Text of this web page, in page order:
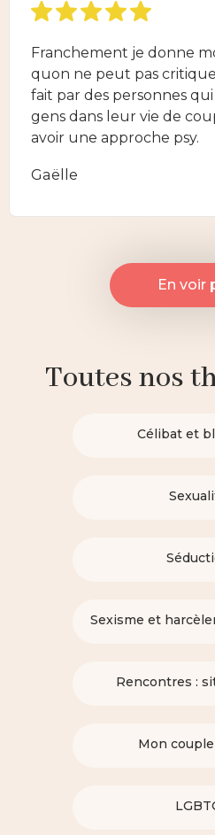
Franchement je donne
quon ne peut pas
fait par des personnes
gens dans leur vie de
avoir une approche psy.
Gaëlle
En voir
Toutes nos
Célibat et
Sexisme et
Rencontres :
Mon